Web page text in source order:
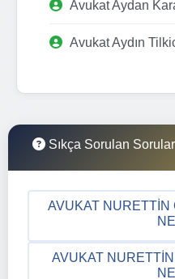
Avukat Aydan
Avukat Aydın
Sıkça Sorulan Sorular
AVUKAT NURETTIN
AVUKAT